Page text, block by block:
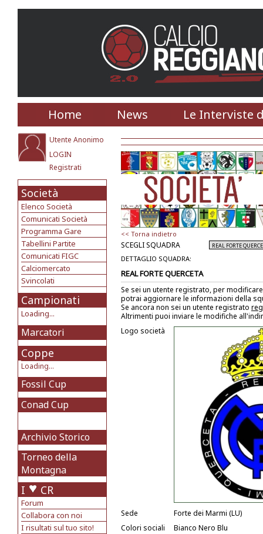
Home News Le Interviste
Utente Anonimo
LOGIN
Registrati
Società
Elenco Società
Comunicati Società
Programma Gare
Tabellini Partite
Comunicati FIGC
Calciomercato
Svincolati
Campionati
Loading...
Marcatori
Coppe
Loading...
Fossil Cup
Conad Cup
Archivio Storico
Torneo della
Montagna
I CR
Forum
Collabora con noi
I risultati sul tuo sito!
<< Torna indietro
SCEGLI SQUADRA
DETTAGLIO SQUADRA:
REAL FORTE QUERCETA
Se sei un utente registrato, per
potrai aggiornare le informazioni della
Se ancora non sei un utente registrato
Altrimenti puoi inviare le modifiche
Logo società
Sede
Forte dei Marmi (LU)
Colori sociali
Bianco Nero Blu